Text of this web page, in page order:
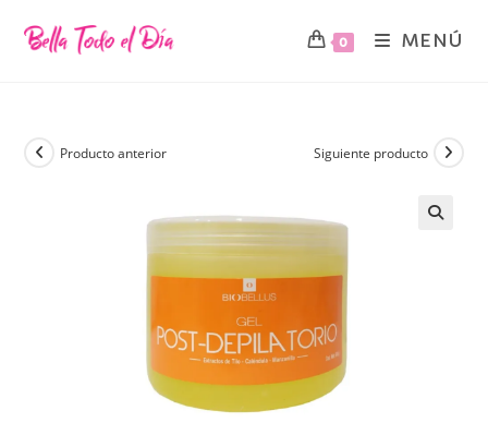
0 MENÚ
Producto anterior Siguiente producto